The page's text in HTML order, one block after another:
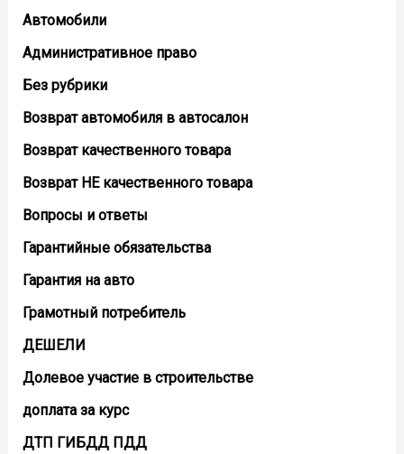
Автомобили
Административное право
Без рубрики
Возврат автомобиля в автосалон
Возврат кaчественного товара
Возврат НЕ качественного товара
Вопросы и ответы
Гарантийные обязательства
Гарантия на авто
Грамотный потребитель
ДЕШЕЛИ
Долевое участие в строительстве
доплата за курс
ДТП ГИБДД ПДД